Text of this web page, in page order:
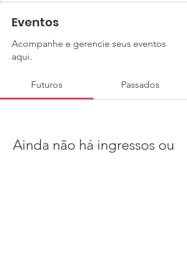
Eventos
Acompanhe e gerencie seus eventos
aqui.
Futuros Passados
Ainda não há ingressos ou